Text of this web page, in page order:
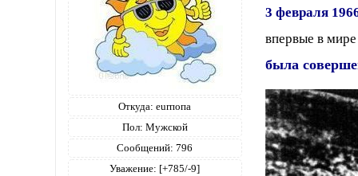
Откуда: eurпопа
Пол: Мужской
Сообщений: 796
Уважение: [+785/-9]
3 февраля
впервые в мире
была